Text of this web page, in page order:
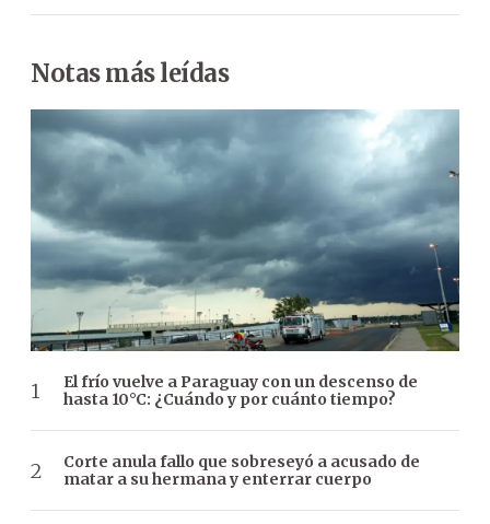
Notas más leídas
El frío vuelve a Paraguay con un descenso de
hasta 10°C: ¿Cuándo y por cuánto tiempo?
Corte anula fallo que sobreseyó a acusado de
matar a su hermana y enterrar cuerpo